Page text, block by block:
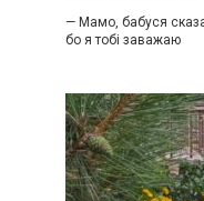
— Мамо, бабуся
бо я тобі заважаю